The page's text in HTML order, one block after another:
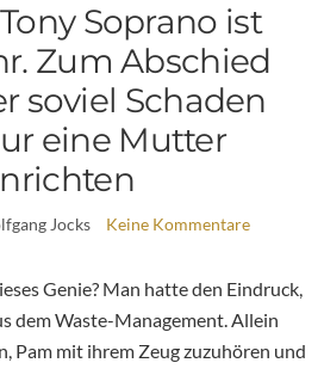
Soprano ist
Zum Abschied
soviel Schaden
eine Mutter
Jocks Keine Kommentare
Genie? Man hatte den Eindruck,
dem Waste-Management. Allein
Pam mit ihrem Zeug zuzuhören und